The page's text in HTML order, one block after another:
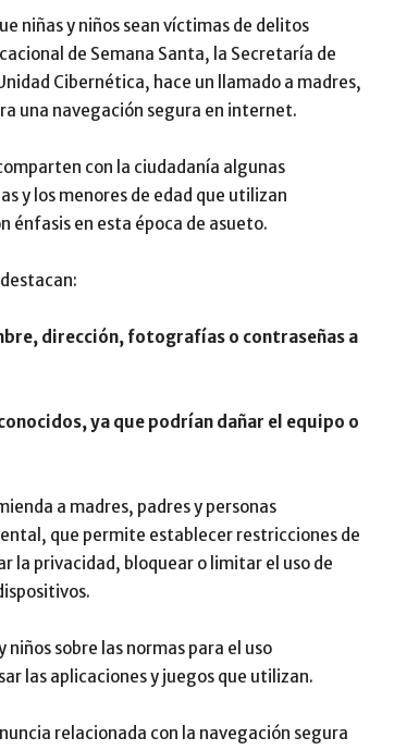
niñas y niños sean víctimas de delitos
de Semana Santa, la Secretaría de
Cibernética, hace un llamado a madres,
una navegación segura en internet.
con la ciudadanía algunas
y los menores de edad que utilizan
en esta época de asueto.
dirección, fotografías o contraseñas a
ya que podrían dañar el equipo o
a madres, padres y personas
que permite establecer restricciones de
la privacidad, bloquear o limitar el uso de
sobre las normas para el uso
las aplicaciones y juegos que utilizan.
relacionada con la navegación segura